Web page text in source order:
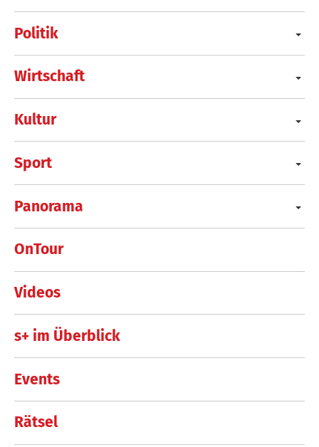
Politik
Wirtschaft
Kultur
Sport
Panorama
OnTour
Videos
s+ im Überblick
Events
Rätsel